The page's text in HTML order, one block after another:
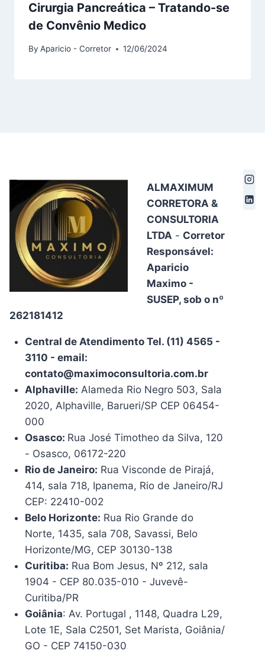
Cirurgia Pancreática – Tratando-se
de Convênio Medico
By Aparicio - Corretor 12/06/2024
ALMAXIMUM
CORRETORA &
CONSULTORIA
LTDA - Corretor
Responsável:
Aparicio
Maximo -
SUSEP, sob o nº
262181412
Central de Atendimento Tel. (11) 4565 -
3110 - email:
contato@maximoconsultoria.com.br
Alphaville: Alameda Rio Negro 503, Sala
2020, Alphaville, Barueri/SP CEP 06454-
000
Osasco: Rua José Timotheo da Silva, 120
- Osasco, 06172-220
Rio de Janeiro: Rua Visconde de Pirajá,
414, sala 718, Ipanema, Rio de Janeiro/RJ
CEP: 22410-002
Belo Horizonte: Rua Rio Grande do
Norte, 1435, sala 708, Savassi, Belo
Horizonte/MG, CEP 30130-138
Curitiba: Rua Bom Jesus, Nº 212, sala
1904 - CEP 80.035-010 - Juvevê-
Curitiba/PR
Goiânia: Av. Portugal , 1148, Quadra L29,
Lote 1E, Sala C2501, Set Marista, Goiânia/
GO - CEP 74150-030